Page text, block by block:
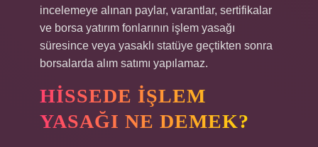
incelemeye alınan paylar, varantlar, sertifikalar
ve borsa yatırım fonlarının işlem yasağı
süresince veya yasaklı statüye geçtikten sonra
borsalarda alım satımı yapılamaz.
HISSEDE IŞLEM
YASAĞI NE DEMEK?